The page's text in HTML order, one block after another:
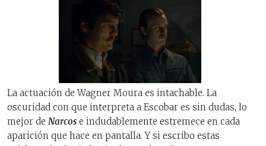
La actuación de Wagner Moura es intachable. La
oscuridad con que interpreta a Escobar es sin dudas, lo
mejor de Narcos e indudablemente estremece en cada
aparición que hace en pantalla. Y si escribo estas